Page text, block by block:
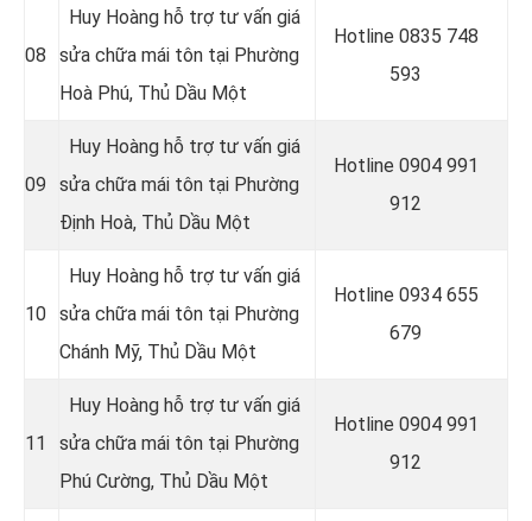
08
Huy Hoàng hỗ trợ tư vấn giá
sửa chữa mái tôn tại Phường
Hoà Phú, Thủ Dầu Một
Hotline 0835 748
593
09
Huy Hoàng hỗ trợ tư vấn giá
sửa chữa mái tôn tại Phường
Định Hoà, Thủ Dầu Một
Hotline 0904 991
912
10
Huy Hoàng hỗ trợ tư vấn giá
sửa chữa mái tôn tại Phường
Chánh Mỹ, Thủ Dầu Một
Hotline 0934 655
679
11
Huy Hoàng hỗ trợ tư vấn giá
sửa chữa mái tôn tại Phường
Phú Cường, Thủ Dầu Một
Hotline 0904 991
912